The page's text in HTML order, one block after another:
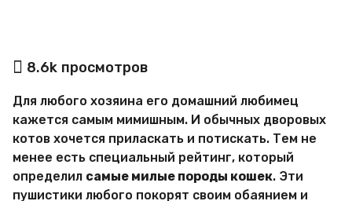
а
в
о
р
В
а
л
е
р
8.6k просмотров
Для любого хозяина его домашний любимец
кажется самым мимишным. И обычных дворовых
котов хочется приласкать и потискать. Тем не
менее есть специальный рейтинг, который
определил самые милые породы кошек. Эти
пушистики любого покорят своим обаянием и